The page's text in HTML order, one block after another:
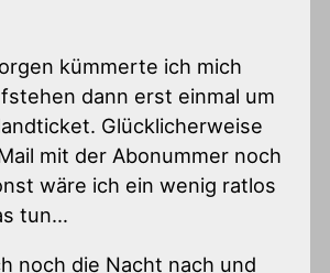
kümmerte ich mich
dann erst einmal um
Glücklicherweise
mit der Abonummer noch
wäre ich ein wenig ratlos
tun…
noch die Nacht nach und